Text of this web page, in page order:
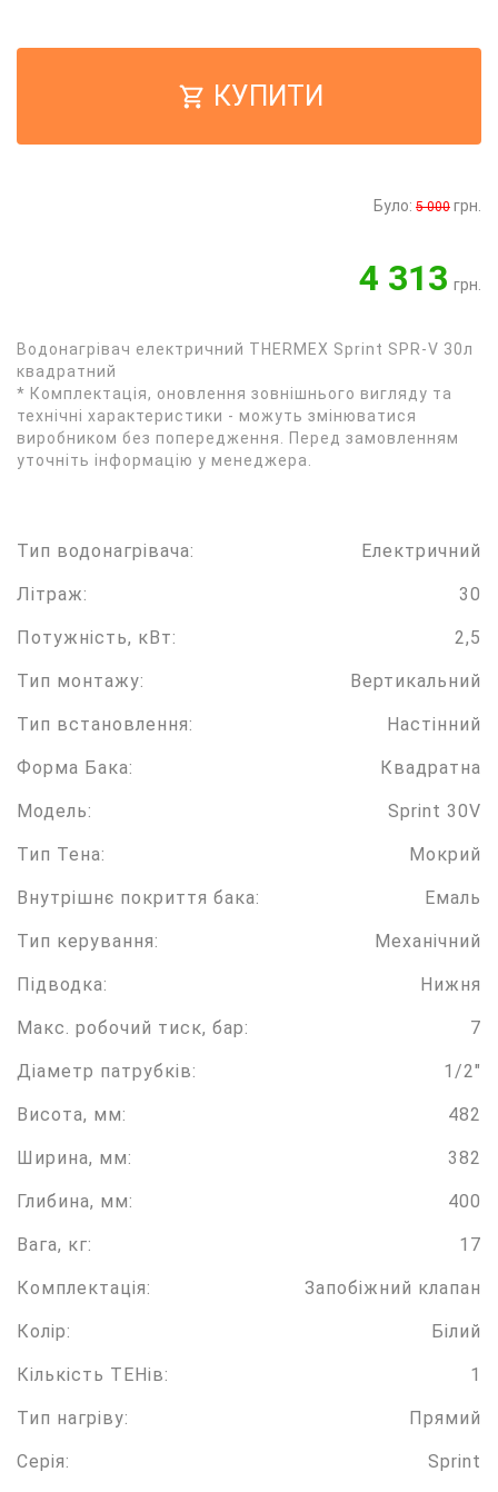
КУПИТИ
Було: 5 000 грн.
4 313 грн.
Водонагрівач електричний THERMEX Sprint SPR-V 30л
квадратний
* Комплектація, оновлення зовнішнього вигляду та
технічні характеристики - можуть змінюватися
виробником без попередження. Перед замовленням
уточніть інформацію у менеджера.
Тип водонагрівача: Електричний
Літраж: 30
Потужність, кВт: 2,5
Тип монтажу: Вертикальний
Тип встановлення: Настінний
Форма Бака: Квадратна
Модель: Sprint 30V
Тип Тена: Мокрий
Внутрішнє покриття бака: Емаль
Тип керування: Механічний
Підводка: Нижня
Макс. робочий тиск, бар: 7
Діаметр патрубків: 1/2"
Висота, мм: 482
Ширина, мм: 382
Глибина, мм: 400
Вага, кг: 17
Комплектація: Запобіжний клапан
Колір: Білий
Кількість ТЕНів: 1
Тип нагріву: Прямий
Серія: Sprint